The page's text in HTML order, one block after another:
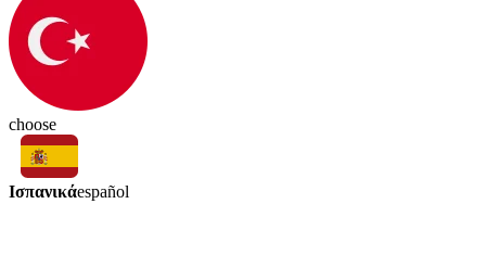
choose
Ισπανικάespañol